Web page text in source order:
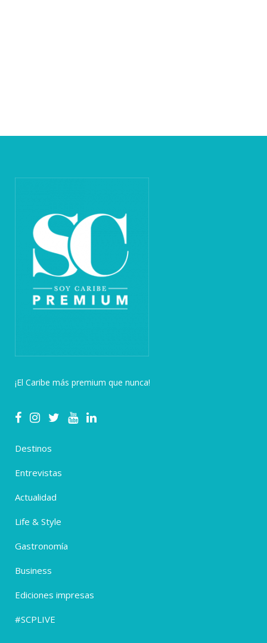
¡El Caribe más premium que nunca!
Destinos
Entrevistas
Actualidad
Life & Style
Gastronomía
Business
Ediciones impresas
#SCPLIVE